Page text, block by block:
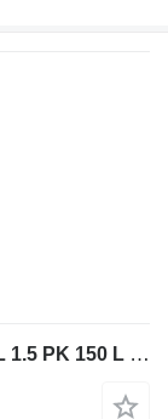
Contimac Compressor CM 200/8/6 WOL 1.5 PK 150 L / min 8 Bar Olievrije Zui